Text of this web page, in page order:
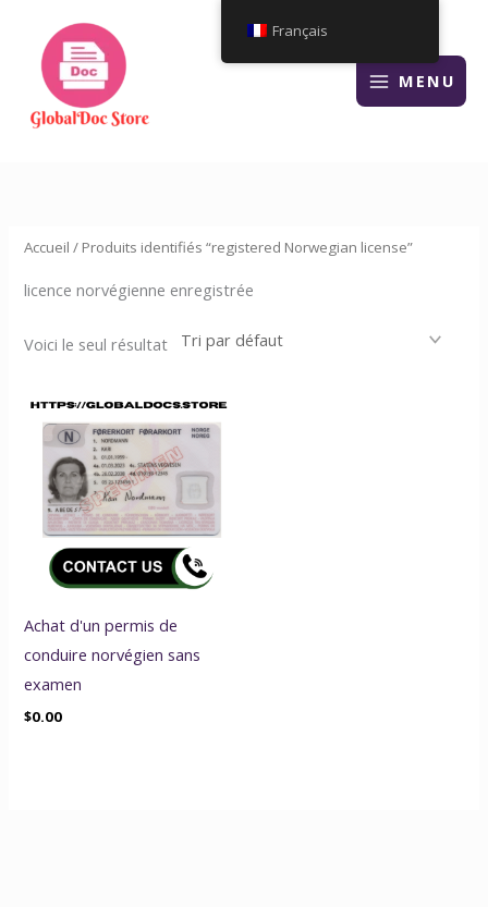
contenu
MENU
Accueil / Produits identifiés “registered Norwegian license”
licence norvégienne enregistrée
Voici le seul résultat
Achat d'un permis de
conduire norvégien sans
examen
$0.00
Français